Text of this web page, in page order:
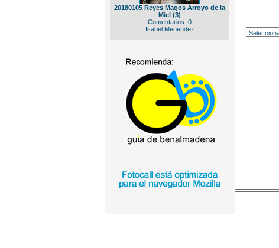
20180105 Reyes Magos Arroyo de la
Miel (3)
Comentarios: 0
Isabel Menendez